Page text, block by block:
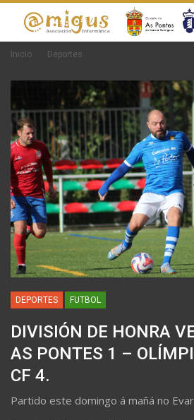
Inicio Deportes
DEPORTES FUTBOL
DIVISIÓN DE HONRA
AS PONTES 1 –
CF 4.
Partido este domingo á mañá no